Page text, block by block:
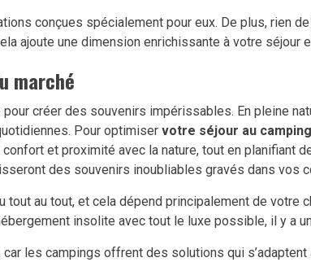
conçues spécialement pour eux. De plus, rien
ajoute une dimension enrichissante à votre séjour
marché
créer des souvenirs impérissables. En pleine
Pour optimiser votre séjour au
et proximité avec la nature, tout en planifiant
des souvenirs inoubliables gravés dans vos
tout au tout, et cela dépend principalement de
insolite avec tout le luxe possible, il y a
car les campings offrent des solutions qui